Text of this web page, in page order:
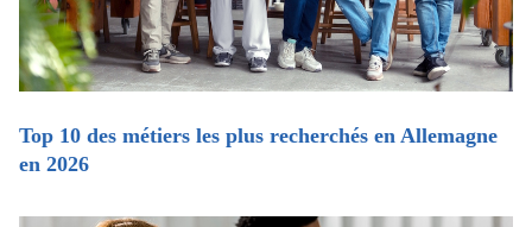
Top 10 des métiers les plus recherchés en Allemagne
en 2026